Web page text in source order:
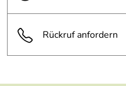
Rückruf anfordern